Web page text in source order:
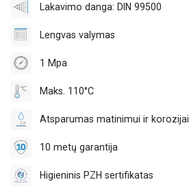
Lakavimo danga: DIN 99500
Lengvas valymas
1 Mpa
Maks. 110°C
Atsparumas matinimui ir korozijai
10 metų garantija
Higieninis PZH sertifikatas